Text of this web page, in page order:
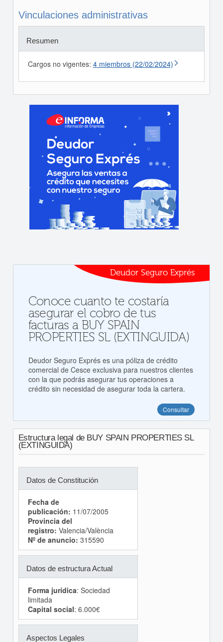
Vinculaciones administrativas
Resumen
Cargos no vigentes: 4 miembros (22/02/2024)
Deudor Seguro Exprés
Conoce cuanto te costaría
asegurar el cobro de tus
facturas a BUY SPAIN
PROPERTIES SL (EXTINGUIDA)
Deudor Seguro Exprés es una póliza de crédito
comercial de Cesce exclusiva para nuestros clientes
con la que podrás asegurar tus operaciones a
crédito sin necesidad de asegurar toda la cartera.
Consultar
Estructura legal de BUY SPAIN PROPERTIES SL
(EXTINGUIDA)
Datos de Constitución
Fecha de
publicación: 11/07/2005
Provincia del
registro: Valencia/València
Nº de anuncio: 315590
Datos de estructura Actual
Forma jurídica: Sociedad
limitada
Capital social: 6.000€
Aspectos Legales